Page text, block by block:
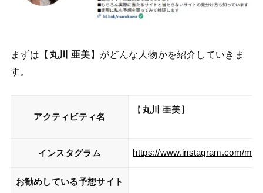
まずは【 丸川 亜美】がどんな人物かを紹介していきま
す。
アクティビティ名
【 丸川 亜美 】
インスタグラム https://www.instagram.com/
お勧めしている予想サイト